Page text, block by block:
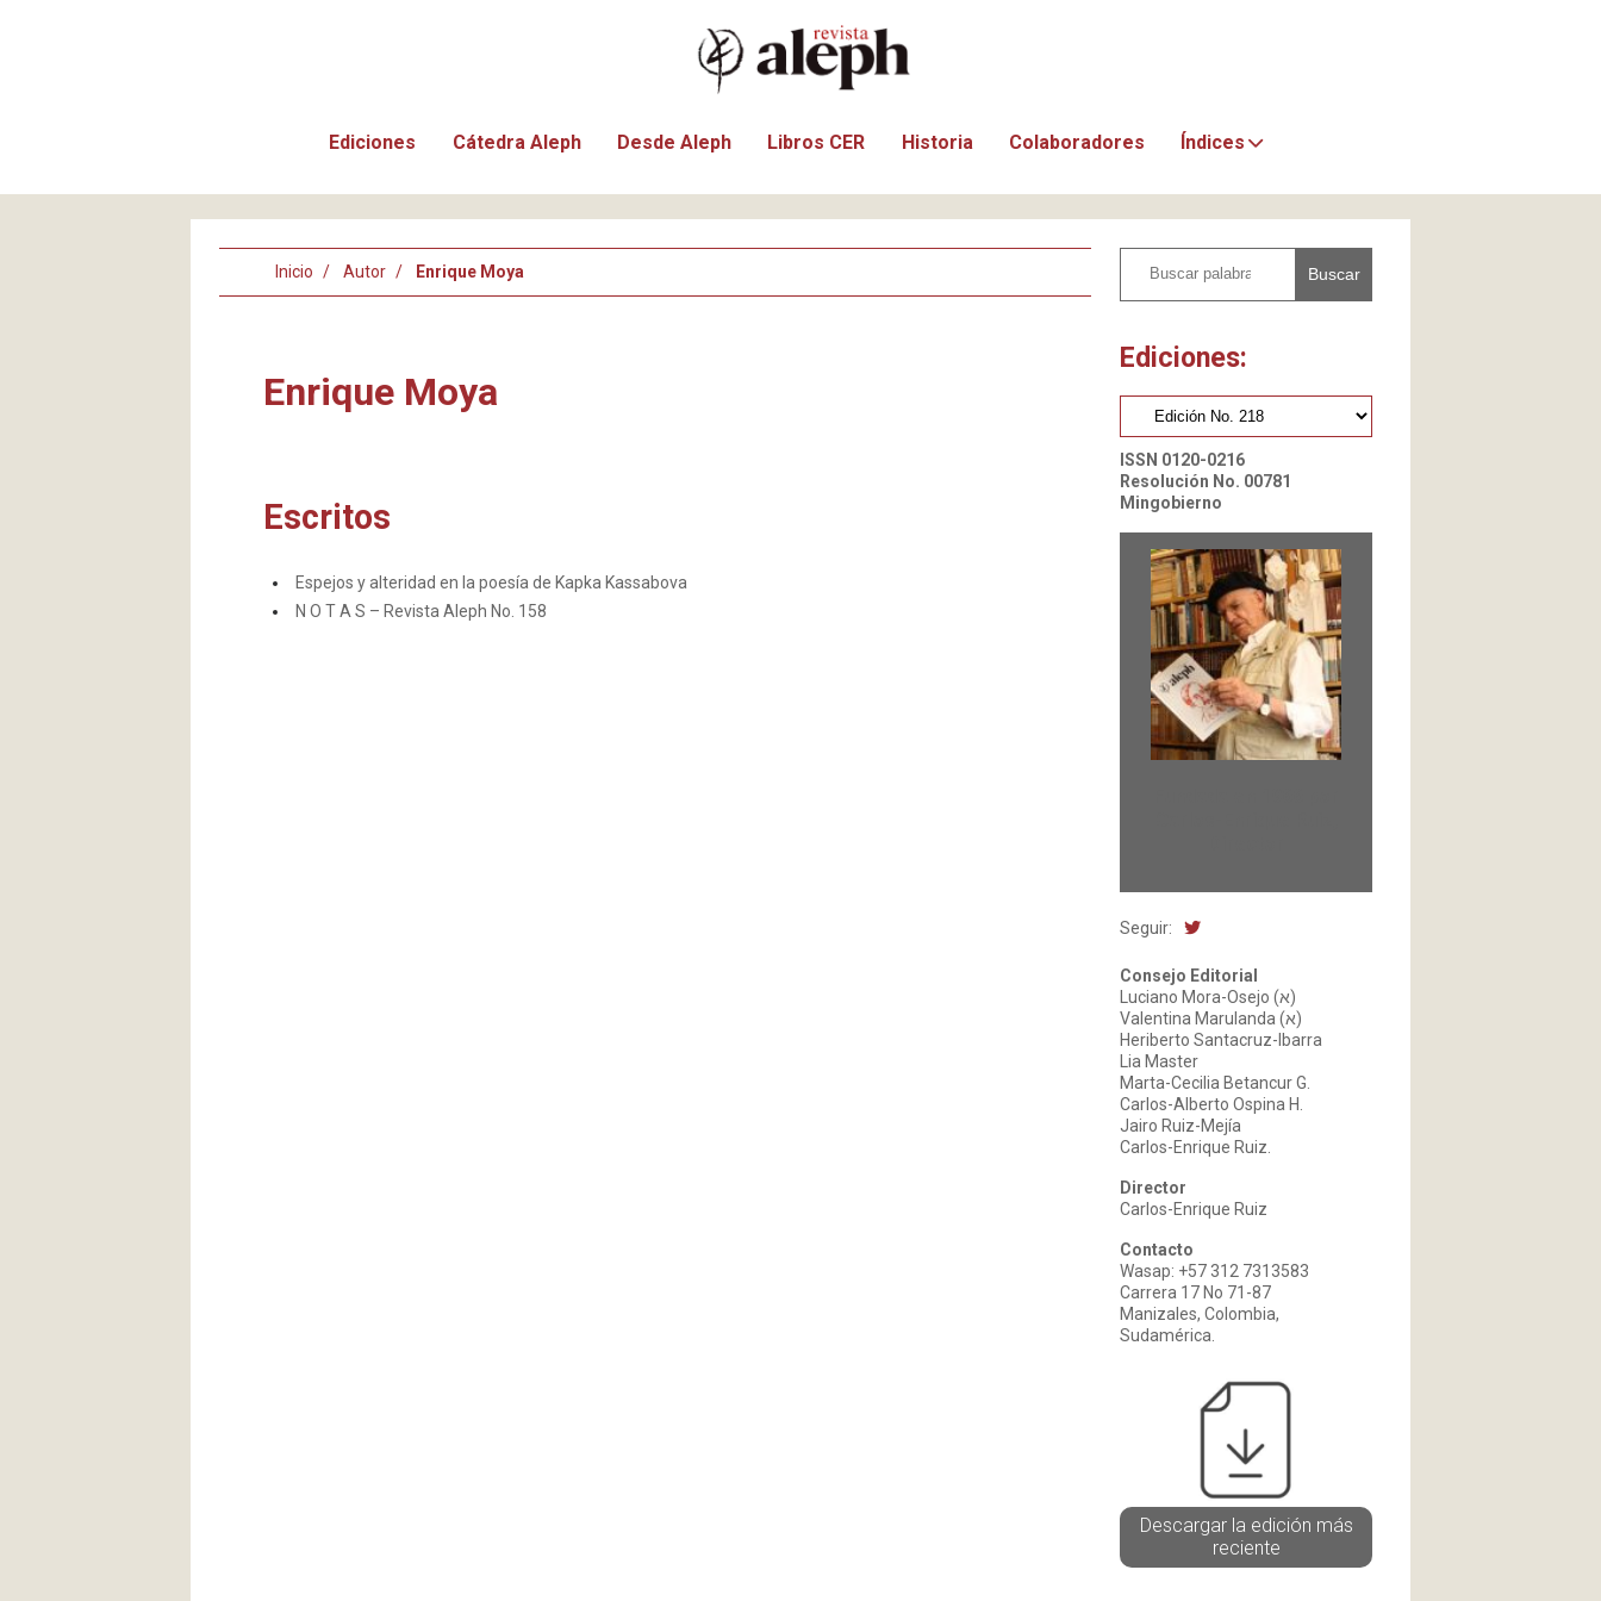
Ediciones Cátedra Aleph Desde Aleph Libros CER Historia Colaboradores Índices
Inicio Autor Enrique Moya
Enrique Moya
Escritos
Espejos y alteridad en la poesía de Kapka Kassabova
N O T A S – Revista Aleph No. 158
Buscar
Ediciones:
ISSN 0120-0216
Resolución No. 00781
Mingobierno
Seguir:
Consejo Editorial
Luciano Mora-Osejo (א)
Valentina Marulanda (א)
Heriberto Santacruz-Ibarra
Lia Master
Marta-Cecilia Betancur G.
Carlos-Alberto Ospina H.
Jairo Ruiz-Mejía
Carlos-Enrique Ruiz.
Director
Carlos-Enrique Ruiz
Contacto
Wasap: +57 312 7313583
Carrera 17 No 71-87
Manizales, Colombia,
Sudamérica.
Descargar la edición más
reciente